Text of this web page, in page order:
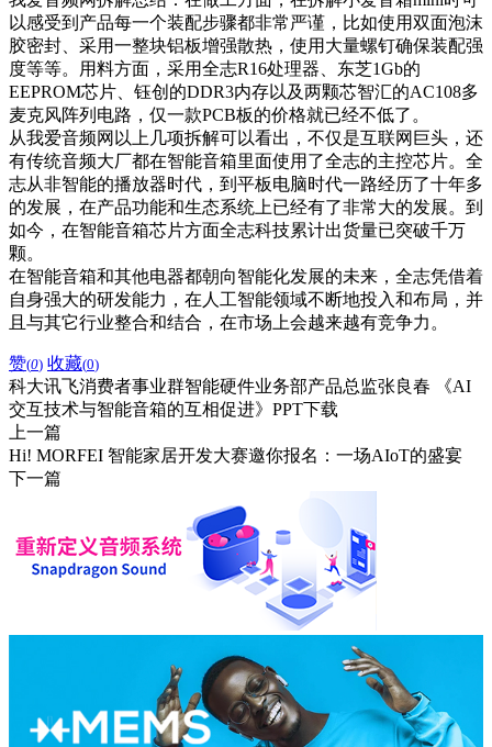
以感受到产品每一个装配步骤都非常严谨，比如使用双面泡沫
胶密封、采用一整块铝板增强散热，使用大量螺钉确保装配强
度等等。用料方面，采用全志R16处理器、东芝1Gb的
EEPROM芯片、钰创的DDR3内存以及两颗芯智汇的AC108多
麦克风阵列电路，仅一款PCB板的价格就已经不低了。​​​​​
从我爱音频网以上几项拆解可以看出，不仅是互联网巨头，还
有传统音频大厂都在智能音箱里面使用了全志的主控芯片。全
志从非智能的播放器时代，到平板电脑时代一路经历了十年多
的发展，在产品功能和生态系统上已经有了非常大的发展。到
如今，在智能音箱芯片方面全志科技累计出货量已突破千万
颗。
在智能音箱和其他电器都朝向智能化发展的未来，全志凭借着
自身强大的研发能力，在人工智能领域不断地投入和布局，并
且与其它行业整合和结合，在市场上会越来越有竞争力。
赞(0) 收藏(0)
科大讯飞消费者事业群智能硬件业务部产品总监张良春 《AI
交互技术与智能音箱的互相促进》PPT下载
上一篇
Hi! MORFEI 智能家居开发大赛邀你报名：一场AIoT的盛宴
下一篇